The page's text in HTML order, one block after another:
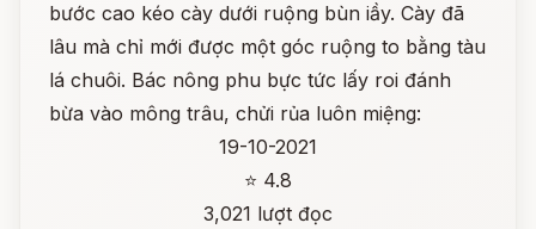
bước cao kéo cày dưới ruộng bùn iầy. Cày đã
lâu mà chỉ mới được một góc ruộng to bằng tàu
lá chuôi. Bác nông phu bực tức lấy roi đánh
bừa vào mông trâu, chửi rủa luôn miệng:
19-10-2021
⭐ 4.8
3,021 lượt đọc